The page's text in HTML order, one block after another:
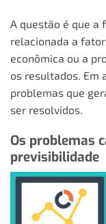
A questão é que a
relacionada a
econômica ou a
os resultados. Em
problemas que
ser resolvidos.
Os problemas
previsibilidade